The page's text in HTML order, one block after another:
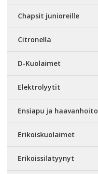
Chapsit junioreille
Citronella
D-Kuolaimet
Elektrolyytit
Ensiapu ja haavanhoito
Erikoiskuolaimet
Erikoissilatyynyt